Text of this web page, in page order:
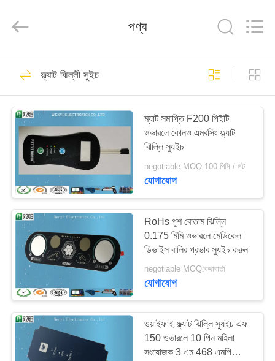
পণ্য
আমাদের
সম্পর্কে
কারখানা
ভ্রমণ
নিয়ন্ত্রণ
যোগাযোগ
করুন
Technology
Co.,
Reserved.
FPC ঝিল্লী সুইচ
ক্যাপাসিটিভ ঝিল্লী সুইচ
17
48
পণ্য
ফ্ল্যাট ঝিল্লী সুইচ
ম্যাট সমাপ্তি F200 পিইটি
ওভারলে কোনও এমবসিং ফ্ল্যাট
ঝিল্লি স্যুইচ
negotiable MOQ:100 পিসি / লট
যোগাযোগ
RoHs পুশ বোতাম ঝিল্লি
0.175 মিমি ওভারলে মেডিকেল
ডিভাইস বালির প্রভাব স্যুইচ করুন
negotiable MOQ:কথাবার্তা
যোগাযোগ
ওয়াইফাই ফ্ল্যাট ঝিল্লি স্যুইচ এফ
150 ওভারলে 10 পিন মহিলা
সংযোজক 3 এম 468 এমপি